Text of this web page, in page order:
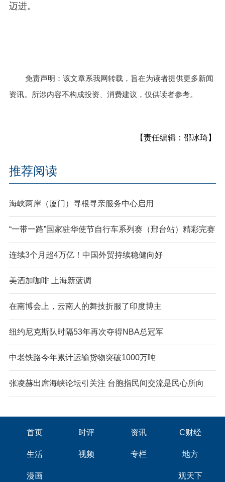
迈进。
免责声明：该文章系我网转载，旨在为读者提供更多新闻
资讯。所涉内容不构成投资、消费建议，仅供读者参考。
【责任编辑：邵冰琦】
推荐阅读
海峡两岸（厦门）寻根寻亲服务中心启用
“一带一路”国家驻华使节自行车系列赛（邢台站）精彩完赛
连续3个月超4万亿！中国外贸持续稳健向好
美酒加咖啡 上海新蓝调
在南博会上，云南人的舞技折服了印度博主
纽约尼克斯队时隔53年再次夺得NBA总冠军
中老铁路今年累计运输货物突破1000万吨
张凌赫出席海峡论坛引关注 台胞指民间交流是民心所向
首页 时评 资讯 C财经
生活 视频 专栏 地方
漫画 观天下